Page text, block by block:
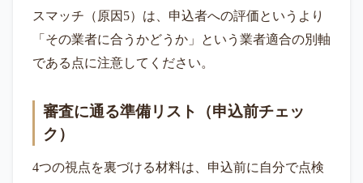
スマッチ（原因5）は、申込者への評価というより
「その業者に合うかどうか」という業者適合の別軸
である点に注意してください。
審査に通る準備リスト（申込前チェッ
ク）
4つの視点を裏づける材料は、申込前に自分で点検